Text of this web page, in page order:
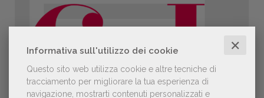
Informativa sull'utilizzo dei cookie ✕
Questo sito web utilizza cookie e altre tecniche di
tracciamento per migliorare la tua esperienza di
navigazione, mostrarti contenuti personalizzati e